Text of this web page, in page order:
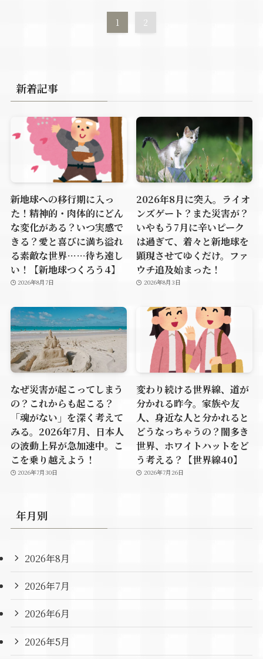
1 2
新着記事
新地球への移行期に入っ
た！精神的・肉体的にどん
な変化がある？いつ実感で
きる？愛と喜びに満ち溢れ
る素敵な世界……待ち遠し
い！【新地球つくろう4】
2026年8月7日
2026年8月に突入。ライオ
ンズゲート？また災害が？
いやもう7月に辛いピーク
は過ぎて、着々と新地球を
顕現させてゆくだけ。ファ
ウチ追及始まった！
2026年8月3日
なぜ災害が起こってしまう
の？これからも起こる？
「魂がない」を深く考えて
みる。2026年7月、日本人
の波動上昇が急加速中。こ
こを乗り越えよう！
2026年7月30日
変わり続ける世界線、道が
分かれる昨今。家族や友
人、身近な人と分かれると
どうなっちゃうの？闇多き
世界、ホワイトハットをど
う考える？【世界線40】
2026年7月26日
年月別
2026年8月
2026年7月
2026年6月
2026年5月